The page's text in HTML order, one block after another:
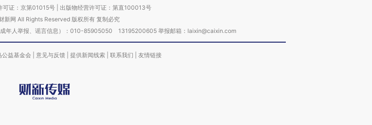
可证：京第01015号| 出版物经营许可证：第直100013号
新网 All Rights Reserved 版权所有 复制必究
成年人举报、谣言信息）：010-85905050 13195200605 举报邮箱：laixin@caixin.com
公益基金会 意见与反馈 提供新闻线索 联系我们 友情链接